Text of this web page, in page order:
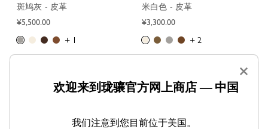
斑鸠灰 - 皮革
¥5,500.00
+ 1
米白色 - 皮革
¥3,300.00
+ 2
×
欢迎来到珑骧官方网上商店 — 中国
我们注意到您目前位于美国。